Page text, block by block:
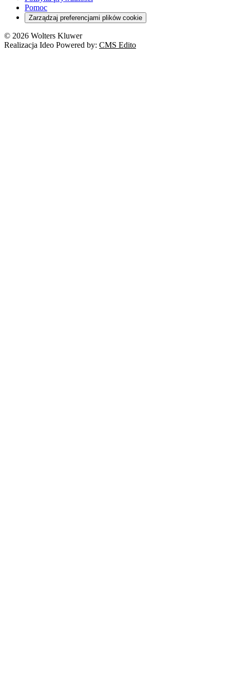
Cyberbezpieczeństwo
Franczyza
Prawo autorskie
RODO
Pomoc
Zarządzaj preferencjami plików cookie
© 2026 Wolters Kluwer
Realizacja Ideo Powered by: CMS Edito